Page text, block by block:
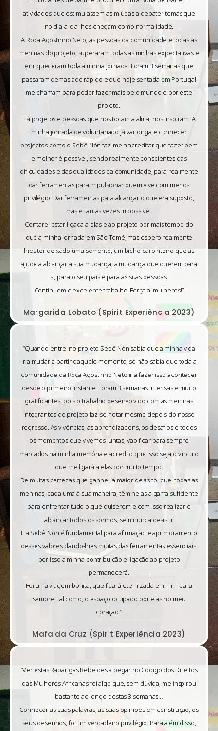
Margarida Lobato (Spirit Experiência 2023)
atividades que estimulassem as miúdas a debater temas que
no dia-a-dia lhes chegam como normalidade.
A Roça Agostinho Neto, as pessoas da comunidade e todas as
meninas do projeto, superaram todas as minhas expectativas e
enriqueceram toda a minha jornada. Foram 3 semanas que
passaram demasiado rápido e que hoje sentada em Portugal
me chamam para poder fazer mais pelo mundo e por este
projeto.
Há projetos e pessoas que nos tocam a alma, nos inspiram. A
minha jornada de voluntariado já vai longa e conhecer
projectos como o Sebê Nón faz-me a acreditar que fazer bem
e melhor é possível, sendo realmente conscientes das
dificuldades e das qualidades da comunidade, para realmente
dar ferramentas para impulsionar quem vive com menos
privilégio. Dar ferramentas para alcançar o que era suposto,
mas é tantas vezes impossível.
Contarei estar ligada a elas e ao projeto por mais tempo do
que a minha jornada em São Tomé, mas espero realmente
lhes ter deixado uma semente, um bicho carpinteiro que as
ajude a alcançar a sua mudança, a mudança que querem para
si, para o seu país e para as suas pessoas.
Continuem o excelente trabalho. Força aí mulheres!”
Mafalda Cruz (Spirit Experiência 2023)
“Quando entrei no projeto Sebê Nón sabia que a minha vida
iria mudar a partir daquele momento, só não sabia que toda a
comunidade da Roça Agostinho Neto iria fazer isso acontecer
desde o primeiro instante. Foram 3 semanas intensas e muito
gratificantes, pois o trabalho desenvolvido com as meninas
integrantes do projeto faz-se notar mesmo depois do nosso
regresso. As vivências, as aprendizagens, os desafios e todos
os momentos que vivemos juntas, vão ficar para sempre
marcados na minha memória e acredito que isso seja o vínculo
que me ligará a elas por muito tempo.
De muitas certezas que ganhei, a maior delas foi que, todas as
meninas, cada uma à sua maneira, têm nelas a garra suficiente
para enfrentar tudo o que quiserem e com isso realizar e
alcançar todos os sonhos, sem nunca desistir.
E a Sebê Nón é fundamental para afirmação e aprimoramento
desses valores dando-lhes muitas das ferramentas essenciais,
por isso a minha contribuição e ligação ao projeto
permanecerá.
Foi uma viagem bonita, que ficará eternizada em mim para
sempre, tal como, o espaço ocupado por elas no meu
coração.”
“Ver estas Raparigas Rebeldes a pegar no Código dos Direitos
das Mulheres Africanas foi algo que, sem dúvida, me inspirou
bastante ao longo destas 3 semanas…
Conhecer as suas palavras, as suas opiniões em construção, os
seus desenhos, foi um verdadeiro privilégio. Para além disso,